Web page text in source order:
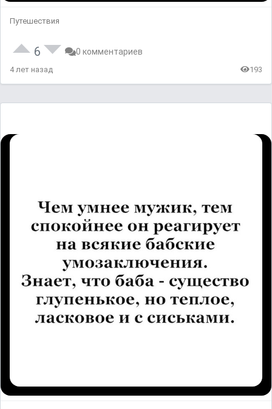
Путешествия
6 0 комментариев
4 лет назад 193